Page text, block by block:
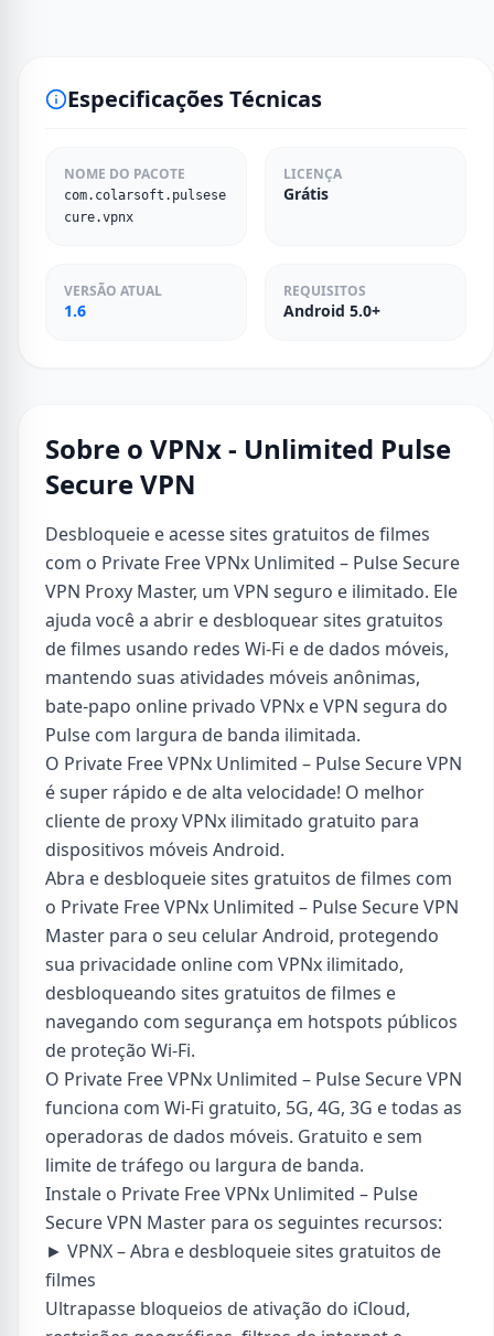
Especificações Técnicas
NOME DO PACOTE
com.colarsoft.pulsese
cure.vpnx
LICENÇA
Grátis
VERSÃO ATUAL
1.6
REQUISITOS
Android 5.0+
Sobre o VPNx - Unlimited Pulse
Secure VPN
Desbloqueie e acesse sites gratuitos de filmes
com o Private Free VPNx Unlimited – Pulse Secure
VPN Proxy Master, um VPN seguro e ilimitado. Ele
ajuda você a abrir e desbloquear sites gratuitos
de filmes usando redes Wi-Fi e de dados móveis,
mantendo suas atividades móveis anônimas,
bate-papo online privado VPNx e VPN segura do
Pulse com largura de banda ilimitada.
O Private Free VPNx Unlimited – Pulse Secure VPN
é super rápido e de alta velocidade! O melhor
cliente de proxy VPNx ilimitado gratuito para
dispositivos móveis Android.
Abra e desbloqueie sites gratuitos de filmes com
o Private Free VPNx Unlimited – Pulse Secure VPN
Master para o seu celular Android, protegendo
sua privacidade online com VPNx ilimitado,
desbloqueando sites gratuitos de filmes e
navegando com segurança em hotspots públicos
de proteção Wi-Fi.
O Private Free VPNx Unlimited – Pulse Secure VPN
funciona com Wi-Fi gratuito, 5G, 4G, 3G e todas as
operadoras de dados móveis. Gratuito e sem
limite de tráfego ou largura de banda.
Instale o Private Free VPNx Unlimited – Pulse
Secure VPN Master para os seguintes recursos:
► VPNX – Abra e desbloqueie sites gratuitos de
filmes
Ultrapasse bloqueios de ativação do iCloud,